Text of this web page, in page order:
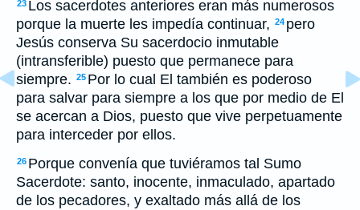
23 Los sacerdotes anteriores eran más numerosos
porque la muerte les impedía continuar, 24 pero
Jesús conserva Su sacerdocio inmutable
(intransferible) puesto que permanece para
siempre. 25 Por lo cual El también es poderoso
para salvar para siempre a los que por medio de El
se acercan a Dios, puesto que vive perpetuamente
para interceder por ellos.
26 Porque convenía que tuviéramos tal Sumo
Sacerdote: santo, inocente, inmaculado, apartado
de los pecadores, y exaltado más allá de los